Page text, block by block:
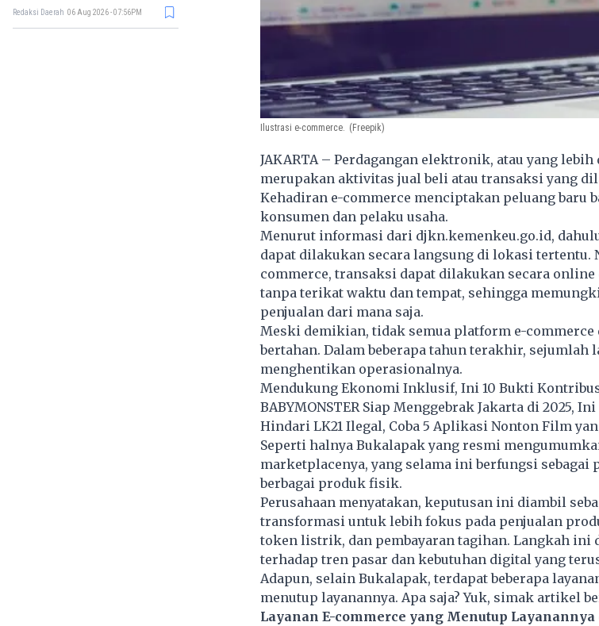
Rupiah Sekarang?
Redaksi Daerah 06 Aug 2026 - 07:56PM
Ilustrasi e-commerce. (Freepik)
JAKARTA – Perdagangan elektronik, atau yang
merupakan aktivitas jual beli atau transaksi yang
Kehadiran e-commerce menciptakan peluang baru
konsumen dan pelaku usaha.
Menurut informasi dari djkn.kemenkeu.go.id,
dapat dilakukan secara langsung di lokasi tertentu.
commerce, transaksi dapat dilakukan secara
tanpa terikat waktu dan tempat, sehingga
penjualan dari mana saja.
Meski demikian, tidak semua platform e-commerce
bertahan. Dalam beberapa tahun terakhir, sejumlah
menghentikan operasionalnya.
Mendukung Ekonomi Inklusif, Ini 10 Bukti
BABYMONSTER Siap Menggebrak Jakarta di 2025,
Hindari LK21 Ilegal, Coba 5 Aplikasi Nonton Film
Seperti halnya Bukalapak yang resmi
marketplacenya, yang selama ini berfungsi
berbagai produk fisik.
Perusahaan menyatakan, keputusan ini diambil
transformasi untuk lebih fokus pada penjualan
token listrik, dan pembayaran tagihan. Langkah ini
terhadap tren pasar dan kebutuhan digital yang
Adapun, selain Bukalapak, terdapat beberapa
menutup layanannya. Apa saja? Yuk, simak artikel
Layanan E-commerce yang Menutup